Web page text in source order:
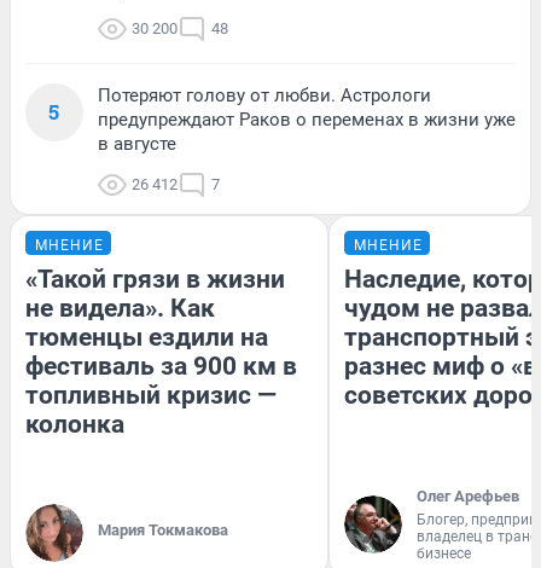
30 200 48
5
Потеряют голову от любви. Астрологи
предупреждают Раков о переменах в жизни уже
в августе
26 412 7
МНЕНИЕ
«Такой грязи в жизни
не видела». Как
тюменцы ездили на
фестиваль за 900 км в
топливный кризис —
колонка
Мария Токмакова
МНЕНИЕ
Наследие,
чудом не
транспортный
разнес миф о
советских
Олег Арефьев
Блогер,
владелец в
бизнесе